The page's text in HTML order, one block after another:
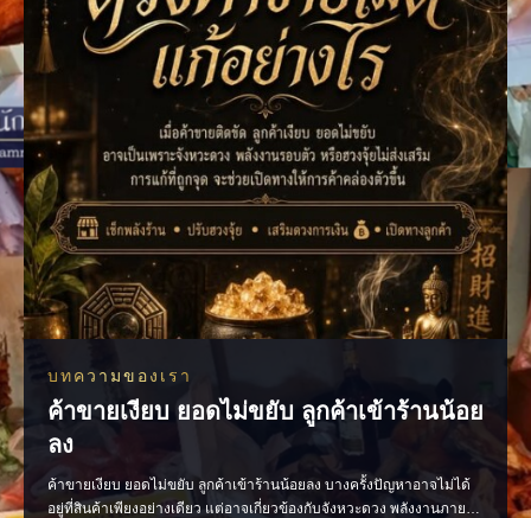
บทความของเรา
ค้าขายเงียบ ยอดไม่ขยับ ลูกค้าเข้าร้านน้อย
ลง
ค้าขายเงียบ ยอดไม่ขยับ ลูกค้าเข้าร้านน้อยลง บางครั้งปัญหาอาจไม่ได้
อยู่ที่สินค้าเพียงอย่างเดียว แต่อาจเกี่ยวข้องกับจังหวะดวง พลังงานภายใน